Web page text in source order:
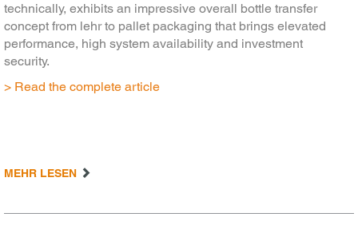
technically, exhibits an impressive overall bottle transfer
concept from lehr to pallet packaging that brings elevated
performance, high system availability and investment
security.
> Read the complete article
MEHR LESEN